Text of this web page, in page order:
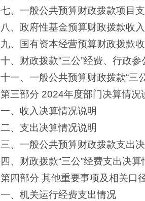
七、一般公共预算财政拨款项目
八、政府性基金预算财政拨款收
九、国有资本经营预算财政拨款
十、财政拨款“三公”经费、行政
十一、一般公共预算财政拨款“三
第三部分 2024年度部门决算情况
一、收入决算情况说明
二、支出决算情况说明
三、一般公共预算财政拨款支出
四、财政拨款“三公”经费支出决
第四部分 其他重要事项及相关口
一、机关运行经费支出情况